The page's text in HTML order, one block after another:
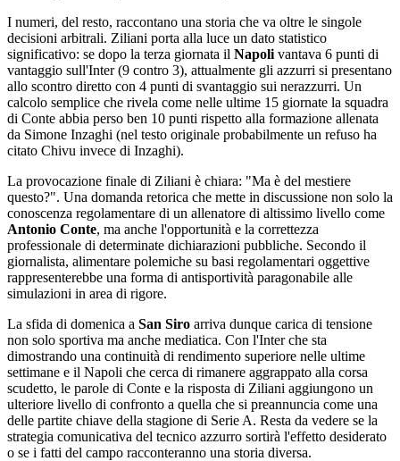
I numeri, del resto, raccontano una storia che va oltre le singole
decisioni arbitrali. Ziliani porta alla luce un dato statistico
significativo: se dopo la terza giornata il Napoli vantava 6 punti di
vantaggio sull'Inter (9 contro 3), attualmente gli azzurri si presentano
allo scontro diretto con 4 punti di svantaggio sui nerazzurri. Un
calcolo semplice che rivela come nelle ultime 15 giornate la squadra
di Conte abbia perso ben 10 punti rispetto alla formazione allenata
da Simone Inzaghi (nel testo originale probabilmente un refuso ha
citato Chivu invece di Inzaghi).
La provocazione finale di Ziliani è chiara: "Ma è del mestiere
questo?". Una domanda retorica che mette in discussione non solo la
conoscenza regolamentare di un allenatore di altissimo livello come
Antonio Conte, ma anche l'opportunità e la correttezza
professionale di determinate dichiarazioni pubbliche. Secondo il
giornalista, alimentare polemiche su basi regolamentari oggettive
rappresenterebbe una forma di antisportività paragonabile alle
simulazioni in area di rigore.
La sfida di domenica a San Siro arriva dunque carica di tensione
non solo sportiva ma anche mediatica. Con l'Inter che sta
dimostrando una continuità di rendimento superiore nelle ultime
settimane e il Napoli che cerca di rimanere aggrappato alla corsa
scudetto, le parole di Conte e la risposta di Ziliani aggiungono un
ulteriore livello di confronto a quella che si preannuncia come una
delle partite chiave della stagione di Serie A. Resta da vedere se la
strategia comunicativa del tecnico azzurro sortirà l'effetto desiderato
o se i fatti del campo racconteranno una storia diversa.